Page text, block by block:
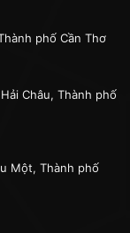
phố Cần Thơ
Châu, Thành phố
Một, Thành phố